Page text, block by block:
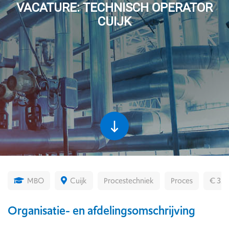
VACATURE: TECHNISCH OPERATOR
CUIJK
MBO Cuijk Procestechniek Proces €
Organisatie- en afdelingsomschrijving